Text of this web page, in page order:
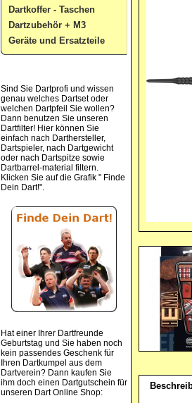
Dartkoffer - Taschen
Dartzubehör + M3
Geräte und Ersatzteile
Sind Sie Dartprofi und wissen
genau welches Dartset oder
welchen Dartpfeil Sie wollen?
Dann benutzen Sie unseren
Dartfilter! Hier können Sie
einfach nach Darthersteller,
Dartspieler, nach Dartgewicht
oder nach Dartspitze sowie
Dartbarrel-material filtern.
Klicken Sie auf die Grafik " Finde
Dein Dart!".
Hat einer Ihrer Dartfreunde
Geburtstag und Sie haben noch
kein passendes Geschenk für
Ihren Dartkumpel aus dem
Dartverein? Dann kaufen Sie
ihm doch einen Dartgutschein für
unseren Dart Online Shop: